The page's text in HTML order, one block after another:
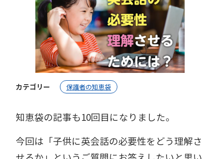
カテゴリー 保護者の知恵袋
知恵袋の記事も10回目になりました。
今回は「子供に英会話の必要性をどう理解さ